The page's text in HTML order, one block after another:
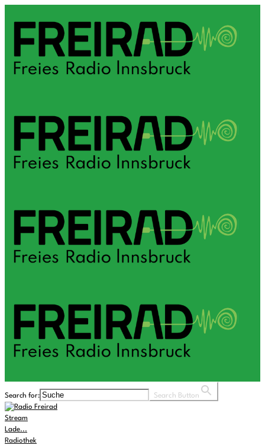
Search for: Search Button
Stream
Lade...
Radiothek